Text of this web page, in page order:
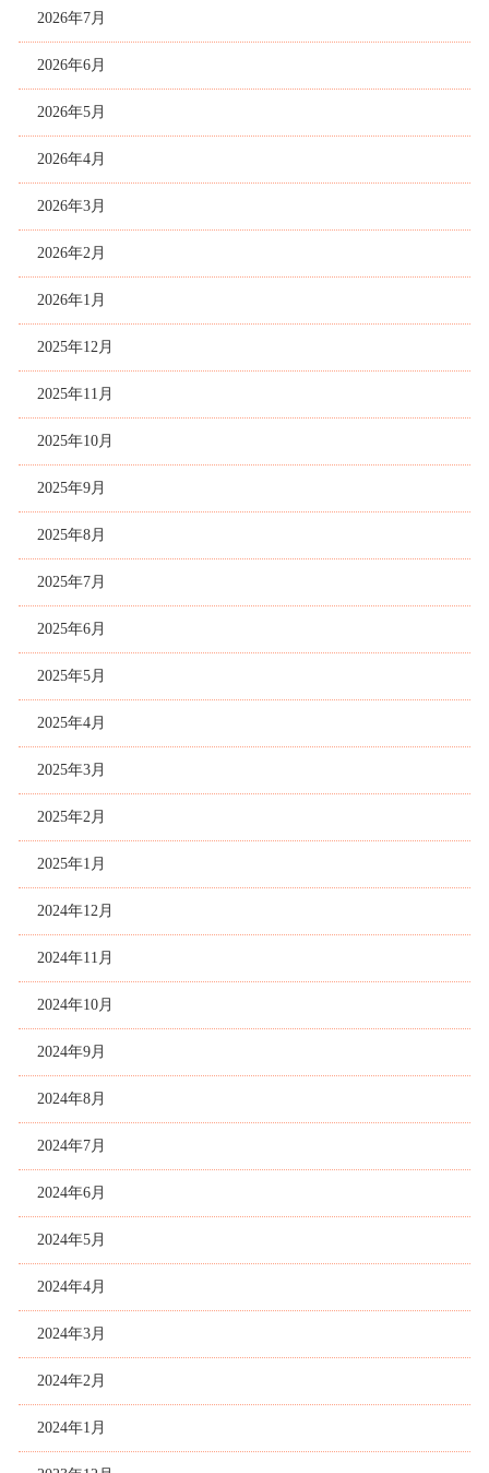
2026年7月
2026年6月
2026年5月
2026年4月
2026年3月
2026年2月
2026年1月
2025年12月
2025年11月
2025年10月
2025年9月
2025年8月
2025年7月
2025年6月
2025年5月
2025年4月
2025年3月
2025年2月
2025年1月
2024年12月
2024年11月
2024年10月
2024年9月
2024年8月
2024年7月
2024年6月
2024年5月
2024年4月
2024年3月
2024年2月
2024年1月